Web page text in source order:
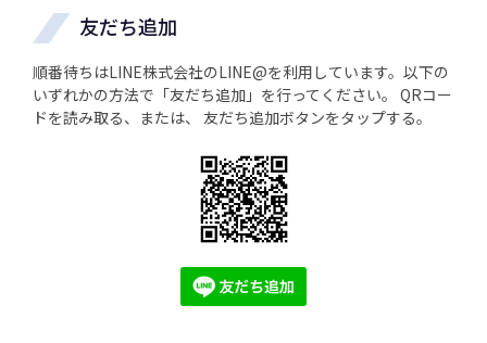
友だち追加
順番待ちはLINE株式会社のLINE@を利用しています。以下の
いずれかの方法で「友だち追加」を行ってください。 QRコー
ドを読み取る、または、 友だち追加ボタンをタップする。